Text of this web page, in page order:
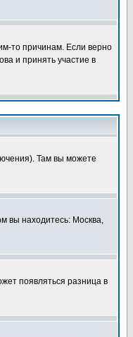
то причинам. Если верно
и принять участие в
Там вы можете
вы находитесь: Москва,
появляться разница в